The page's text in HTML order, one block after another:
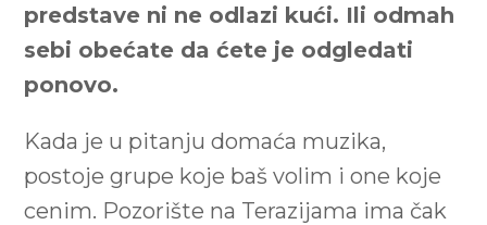
predstave ni ne odlazi kući. Ili odmah
sebi obećate da ćete je odgledati
ponovo.
Kada je u pitanju domaća muzika,
postoje grupe koje baš volim i one koje
cenim. Pozorište na Terazijama ima čak